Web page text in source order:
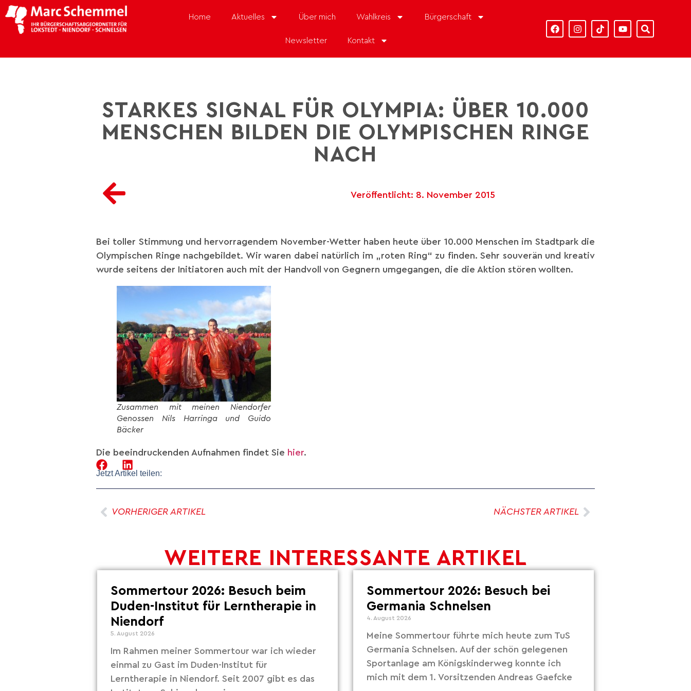
Home Aktuelles Über mich Wahlkreis Bürgerschaft
Newsletter Kontakt
STARKES SIGNAL FÜR OLYMPIA: ÜBER 10.000
MENSCHEN BILDEN DIE OLYMPISCHEN RINGE
NACH
Veröffentlicht: 8. November 2015
Bei toller Stimmung und hervorragendem November-Wetter haben heute über 10.000 Menschen im Stadtpark die
Olympischen Ringe nachgebildet. Wir waren dabei natürlich im „roten Ring“ zu finden. Sehr souverän und kreativ
wurde seitens der Initiatoren auch mit der Handvoll von Gegnern umgegangen, die die Aktion stören wollten.
Zusammen mit meinen Niendorfer
Genossen Nils Harringa und Guido
Bäcker
Die beeindruckenden Aufnahmen findet Sie hier.
Jetzt Artikel teilen:
VORHERIGER ARTIKEL NÄCHSTER ARTIKEL
WEITERE INTERESSANTE ARTIKEL
Sommertour 2026: Besuch beim
Duden-Institut für Lerntherapie in
Niendorf
5. August 2026
Im Rahmen meiner Sommertour war ich wieder
einmal zu Gast im Duden-Institut für
Lerntherapie in Niendorf. Seit 2007 gibt es das
Sommertour 2026: Besuch bei
Germania Schnelsen
4. August 2026
Meine Sommertour führte mich heute zum TuS
Germania Schnelsen. Auf der schön gelegenen
Sportanlage am Königskinderweg konnte ich
mich mit dem 1. Vorsitzenden Andreas Gaefcke